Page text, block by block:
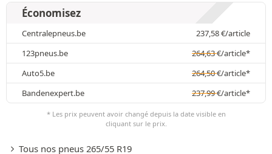
Économisez
Centralepneus.be 237,58€/article
123pneus.be
264,63€/article*
Auto5.be
264,50€/article*
Bandenexpert.be
237,99€/article*
* Les prix peuvent avoir changé depuis la date visible en
cliquant sur le prix.
Tous nos pneus 265/55 R19